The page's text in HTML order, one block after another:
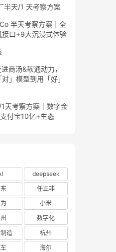
半天/1 天考察方案
半天考察方案｜全
口+9大沉浸式体验
商汤&软通动力，
」模型到用「好」
天考察方案｜数字金
付宝10亿+生态
deepseek
任正非
小米
数字化
造
杭州
海尔